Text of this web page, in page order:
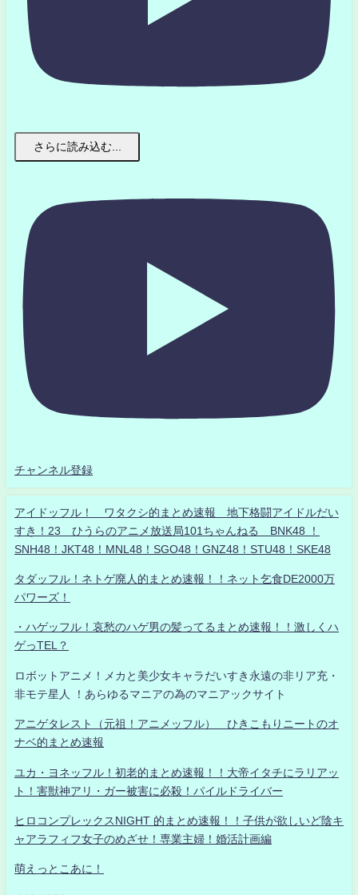
さらに読み込む...
チャンネル登録
アイドッフル！ ワタクシ的まとめ速報 地下格闘アイドルだい
すき！23 ひうらのアニメ放送局101ちゃんねる BNK48 ！
SNH48！JKT48！MNL48！SGO48！GNZ48！STU48！SKE48
タダッフル！ネトゲ廃人的まとめ速報！！ネット乞食DE2000万
パワーズ！
・ハゲッフル！哀愁のハゲ男の髪ってるまとめ速報！！激しくハ
ゲっTEL？
ロボットアニメ！メカと美少女キャラだいすき永遠の非リア充・
非モテ星人 ！あらゆるマニアの為のマニアックサイト
アニゲタレスト（元祖！アニメッフル） ひきこもりニートのオ
ナベ的まとめ速報
ユカ・ヨネッフル！初老的まとめ速報！！大帝イタチにラリアッ
ト！害獣神アリ・ガー被害に必殺！パイルドライバー
ヒロコンプレックスNIGHT 的まとめ速報！！子供が欲しいど陰キ
ャアラフィフ女子のめざせ！専業主婦！婚活計画編
萌えっとこあに！